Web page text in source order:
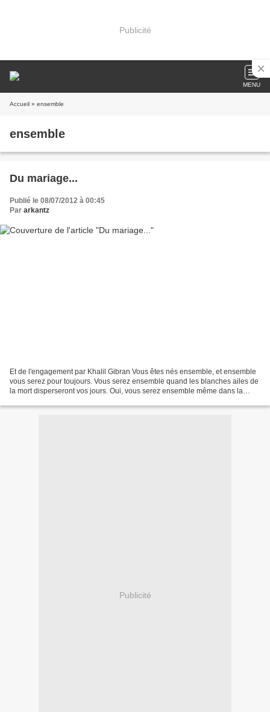
Publicité
MENU
Accueil » ensemble
ensemble
Du mariage...
Publié le 08/07/2012 à 00:45
Par arkantz
Et de l'engagement par Khalil Gibran Vous êtes nés ensemble, et ensemble
vous serez pour toujours. Vous serez ensemble quand les blanches ailes de
la mort disperseront vos jours. Oui, vous serez ensemble même dans la
Publicité